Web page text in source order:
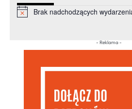
Powiadomienie
Brak nadchodzących
- Reklama -